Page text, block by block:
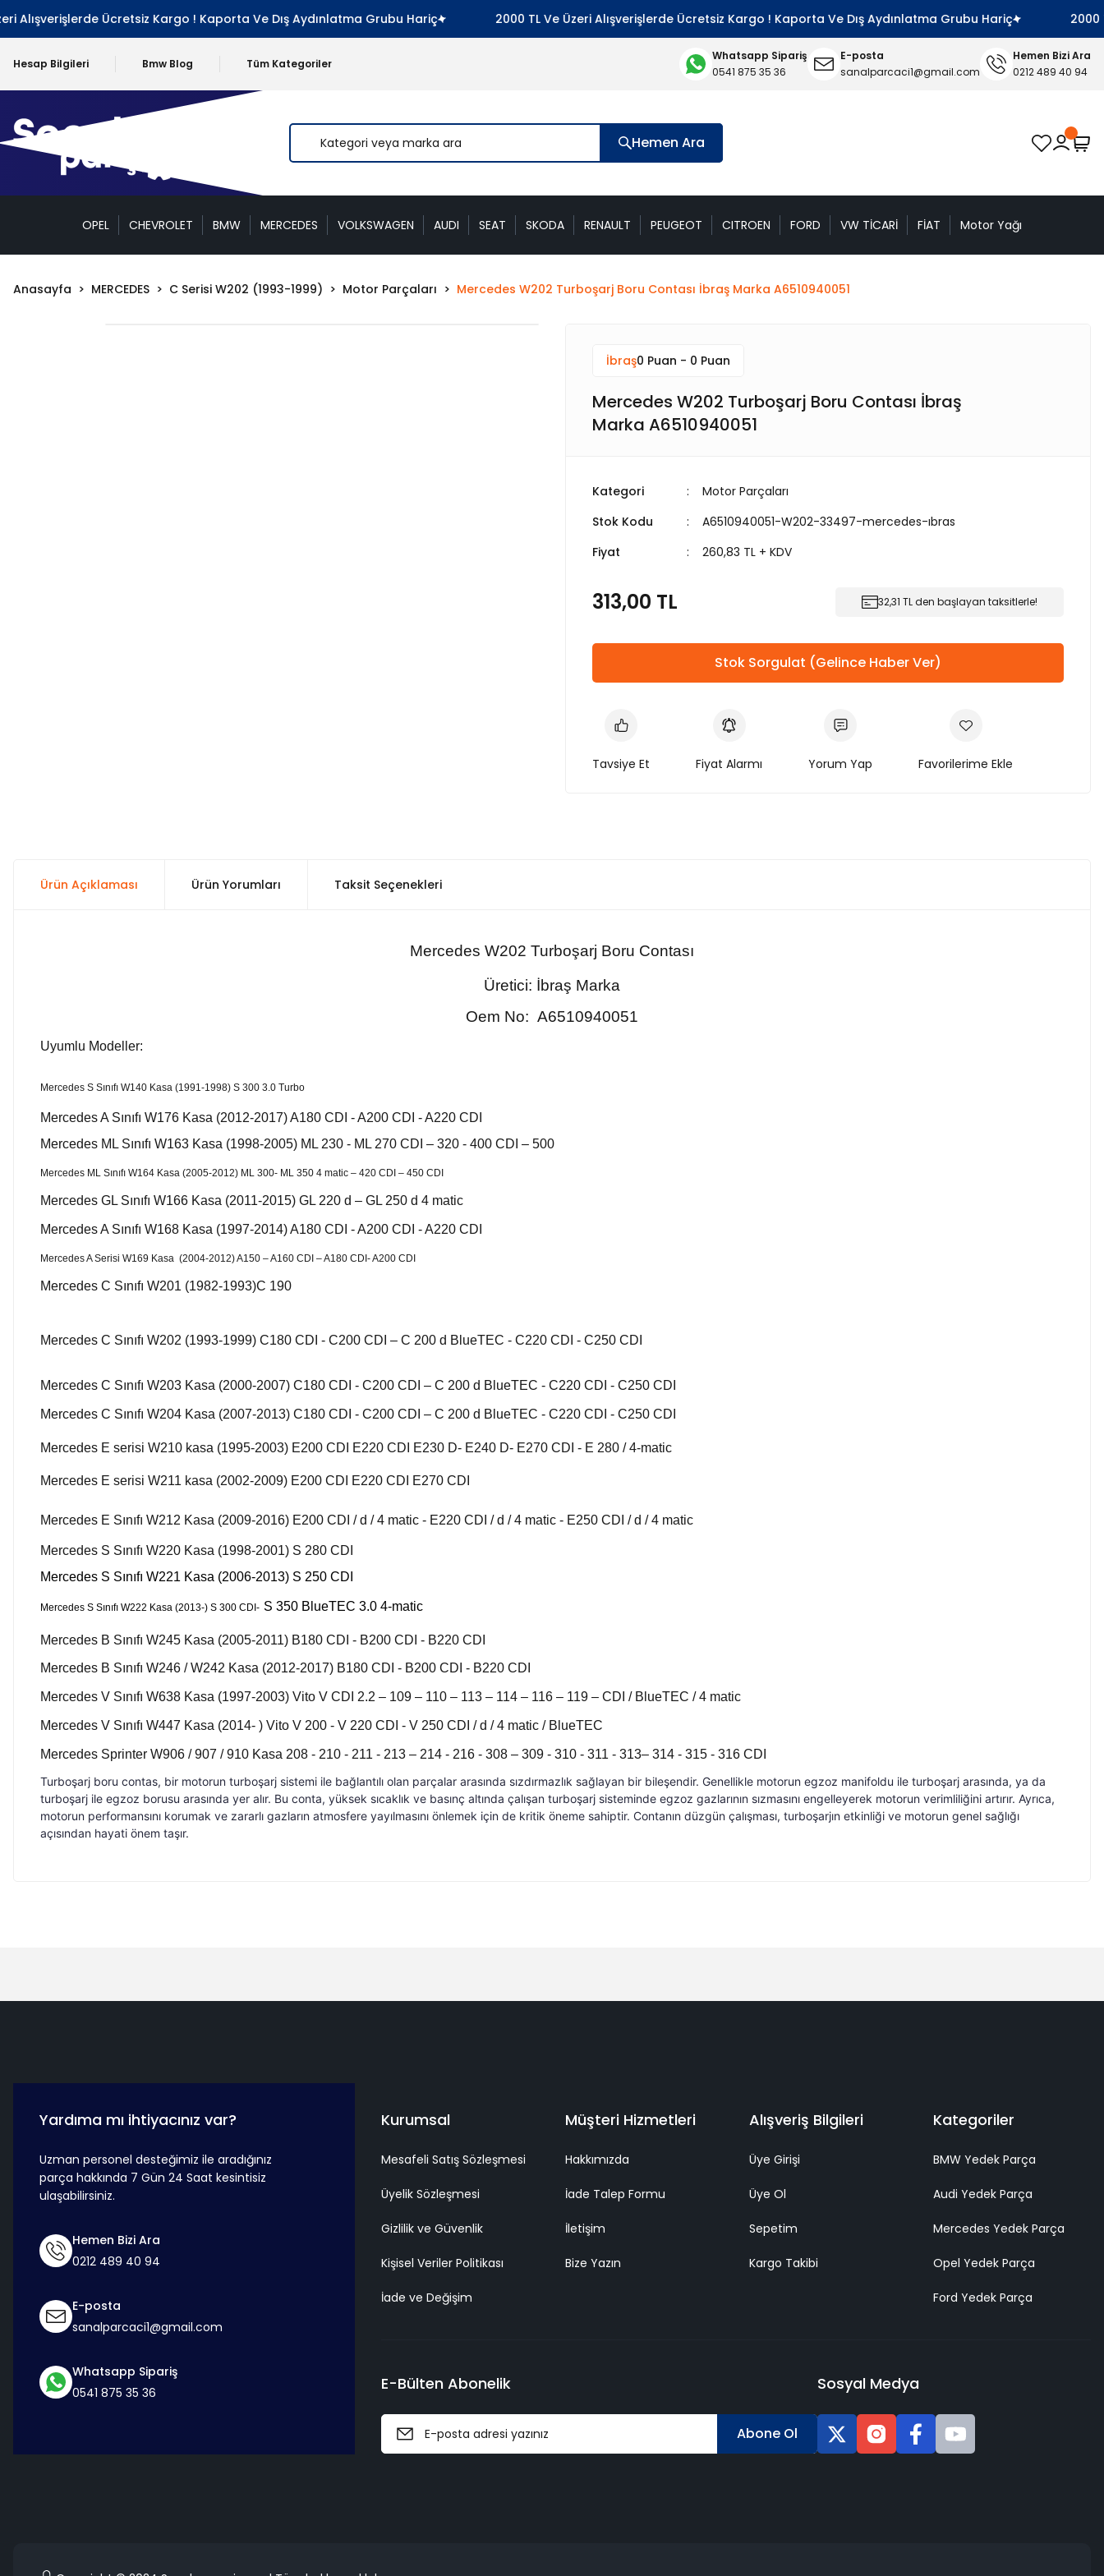
Ücretsiz Kargo ! Kaporta Ve Dış Aydınlatma Grubu Hariç 2000 TL Ve Üzeri Alışverişlerde Ücretsiz Kargo ! Kaporta Ve Dış Aydınlatma Grubu Hariç 2000 TL
Hesap Bilgileri Bmw Blog Tüm Kategoriler
Whatsapp Sipariş
0541 875 35 36
E-posta
sanalparcaci1@gmail.com
Hemen Bizi Ara
0212 489 40 94
Hemen Ara
OPEL CHEVROLET BMW MERCEDES VOLKSWAGEN AUDI SEAT SKODA RENAULT PEUGEOT CITROEN FORD VW TİCARİ FİAT Motor Yağı
Anasayfa MERCEDES C Serisi W202 (1993-1999) Motor Parçaları Mercedes W202 Turboşarj Boru Contası İbraş Marka A6510940051
İbraş0 Puan - 0 Puan
Mercedes W202 Turboşarj Boru Contası İbraş
Marka A6510940051
Kategori
Motor Parçaları
Stok Kodu
A6510940051-W202-33497-mercedes-ıbras
Fiyat
260,83 TL + KDV
313,00 TL 32,31 TL den başlayan taksitlerle!
Stok Sorgulat (Gelince Haber Ver)
Tavsiye Et Fiyat Alarmı Yorum Yap
Ürün Açıklaması Ürün Yorumları Taksit Seçenekleri
Mercedes W202 Turboşarj Boru Contası
Üretici: İbraş Marka
Oem No: A6510940051
Uyumlu Modeller:
Mercedes S Sınıfı W140 Kasa (1991-1998) S 300 3.0 Turbo
Mercedes A Sınıfı W176 Kasa (2012-2017) A180 CDI - A200 CDI - A220 CDI
Mercedes ML Sınıfı W163 Kasa (1998-2005) ML 230 - ML 270 CDI – 320 - 400 CDI – 500
Mercedes ML Sınıfı W164 Kasa (2005-2012) ML 300- ML 350 4 matic – 420 CDI – 450 CDI
Mercedes GL Sınıfı W166 Kasa (2011-2015) GL 220 d – GL 250 d 4 matic
Mercedes A Sınıfı W168 Kasa (1997-2014) A180 CDI - A200 CDI - A220 CDI
Mercedes A Serisi W169 Kasa (2004-2012) A150 – A160 CDI – A180 CDI- A200 CDI
Mercedes C Sınıfı W201 (1982-1993)C 190
Mercedes C Sınıfı W202 (1993-1999) C180 CDI - C200 CDI – C 200 d BlueTEC - C220 CDI - C250 CDI
Mercedes C Sınıfı W203 Kasa (2000-2007) C180 CDI - C200 CDI – C 200 d BlueTEC - C220 CDI - C250 CDI
Mercedes C Sınıfı W204 Kasa (2007-2013) C180 CDI - C200 CDI – C 200 d BlueTEC - C220 CDI - C250 CDI
Mercedes E serisi W210 kasa (1995-2003) E200 CDI E220 CDI E230 D- E240 D- E270 CDI - E 280 / 4-matic
Mercedes E serisi W211 kasa (2002-2009) E200 CDI E220 CDI E270 CDI
Mercedes E Sınıfı W212 Kasa (2009-2016) E200 CDI / d / 4 matic - E220 CDI / d / 4 matic - E250 CDI / d / 4 matic
Mercedes S Sınıfı W220 Kasa (1998-2001) S 280 CDI
Mercedes S Sınıfı W221 Kasa (2006-2013) S 250 CDI
Mercedes S Sınıfı W222 Kasa (2013-) S 300 CDI- S 350 BlueTEC 3.0 4-matic
Mercedes B Sınıfı W245 Kasa (2005-2011) B180 CDI - B200 CDI - B220 CDI
Mercedes B Sınıfı W246 / W242 Kasa (2012-2017) B180 CDI - B200 CDI - B220 CDI
Mercedes V Sınıfı W638 Kasa (1997-2003) Vito V CDI 2.2 – 109 – 110 – 113 – 114 – 116 – 119 – CDI / BlueTEC / 4 matic
Mercedes V Sınıfı W447 Kasa (2014- ) Vito V 200 - V 220 CDI - V 250 CDI / d / 4 matic / BlueTEC
Mercedes Sprinter W906 / 907 / 910 Kasa 208 - 210 - 211 - 213 – 214 - 216 - 308 – 309 - 310 - 311 - 313– 314 - 315 - 316 CDI
Turboşarj boru contas, bir motorun turboşarj sistemi ile bağlantılı olan parçalar arasında sızdırmazlık sağlayan bir bileşendir. Genellikle motorun egzoz manifoldu ile turboşarj arasında, ya da
turboşarj ile egzoz borusu arasında yer alır. Bu conta, yüksek sıcaklık ve basınç altında çalışan turboşarj sisteminde egzoz gazlarının sızmasını engelleyerek motorun verimliliğini artırır. Ayrıca,
motorun performansını korumak ve zararlı gazların atmosfere yayılmasını önlemek için de kritik öneme sahiptir. Contanın düzgün çalışması, turboşarjın etkinliği ve motorun genel sağlığı
açısından hayati önem taşır.
Yardıma mı ihtiyacınız var?
Uzman personel desteğimiz ile aradığınız
parça hakkında 7 Gün 24 Saat kesintisiz
ulaşabilirsiniz.
Hemen Bizi Ara
0212 489 40 94
E-posta
sanalparcaci1@gmail.com
Whatsapp Sipariş
0541 875 35 36
Kurumsal
Mesafeli Satış Sözleşmesi
Üyelik Sözleşmesi
Gizlilik ve Güvenlik
Kişisel Veriler Politikası
İade ve Değişim
Müşteri Hizmetleri
Hakkımızda
İade Talep Formu
İletişim
Bize Yazın
Alışveriş Bilgileri
Üye Girişi
Üye Ol
Sepetim
Kargo Takibi
Kategoriler
BMW Yedek Parça
Audi Yedek Parça
Mercedes Yedek Parça
Opel Yedek Parça
Ford Yedek Parça
E-Bülten Abonelik
Abone Ol
Sosyal Medya